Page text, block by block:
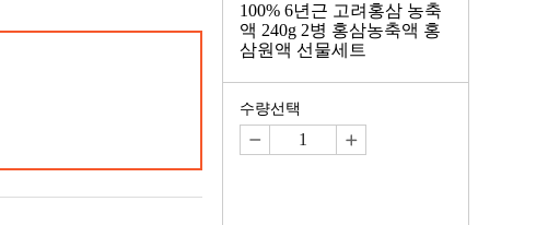
100% 6년근 고려홍삼 농축
액 240g 2병 홍삼농축액 홍
삼원액 선물세트
수량선택